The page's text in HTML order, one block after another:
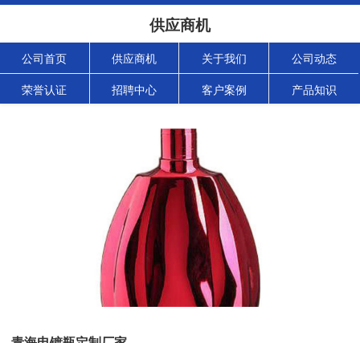
供应商机
公司首页 供应商机 关于我们 公司动态
荣誉认证 招聘中心 客户案例 产品知识